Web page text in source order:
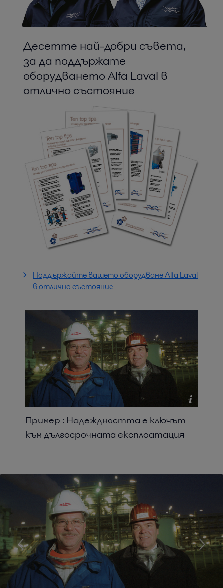
Десетте най-добри съвета,
за да поддържате
оборудването Alfa Laval в
отлично състояние
Поддържайте вашето оборудване Alfa Laval
в отлично състояние
Пример : Надеждността е ключът
към дългосрочната експлоатация